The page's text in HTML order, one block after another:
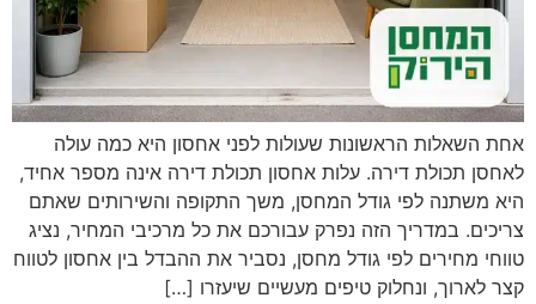
אחת השאלות הראשונות שעולות לפני אחסון היא כמה עולה
לאחסן תכולת דירה. עלות אחסון תכולת דירה אינה מספר אחיד,
היא משתנה לפי גודל המחסן, משך התקופה והשירותים שאתם
צריכים. במדריך הזה נפרק עבורכם את כל מרכיבי המחיר, נציג
טווחי מחירים לפי גודל מחסן, נסביר את ההבדל בין אחסון לטווח
קצר לארוך, ונחלוק טיפים מעשיים שיעזרו […]